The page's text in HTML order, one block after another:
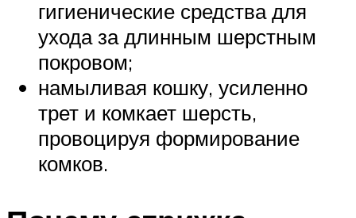
гигиенические средства для
ухода за длинным шерстным
покровом;
намыливая кошку, усиленно
трет и комкает шерсть,
провоцируя формирование
комков.